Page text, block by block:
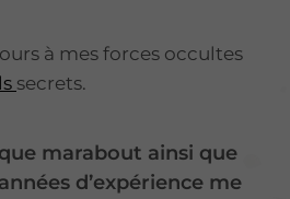
à mes forces occultes
secrets.
marabout ainsi que
d’expérience me